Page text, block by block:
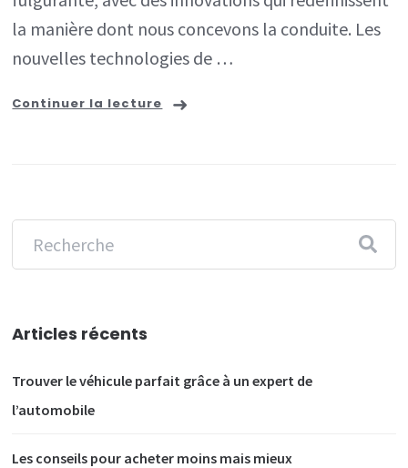
vers
la manière dont nous concevons la conduite. Les
nouvelles technologies de …
Continuer la lecture
Articles récents
Trouver le véhicule parfait grâce à un expert de
l’automobile
Les conseils pour acheter moins mais mieux